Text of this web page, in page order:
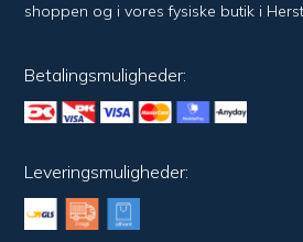
shoppen og i vores fysiske butik i
Betalingsmuligheder:
Leveringsmuligheder: